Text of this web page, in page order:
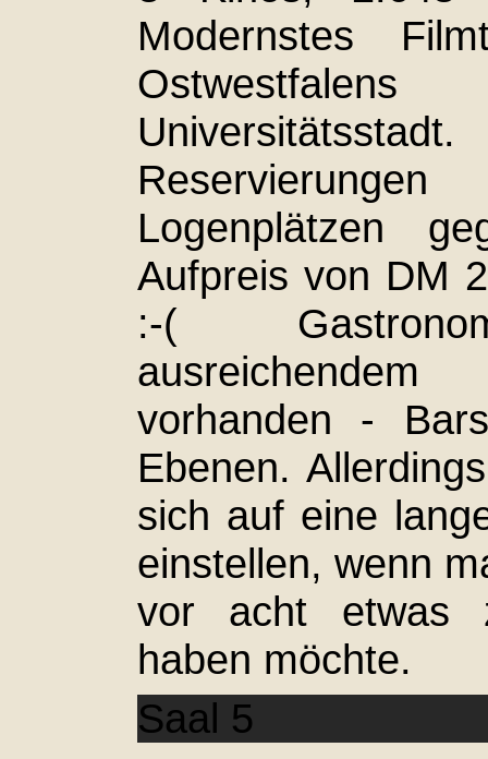
Modernstes
Ostwestfalens
Universitätsstadt.
Logenplätzen
Aufpreis von DM
:-(
vorhanden -
Ebenen.
sich auf eine
einstellen, wenn
vor acht etwas
haben möchte.
Saal 5